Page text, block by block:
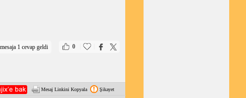
0
1 cevap geldi
Mesaj Linkini Kopyala Şikayet